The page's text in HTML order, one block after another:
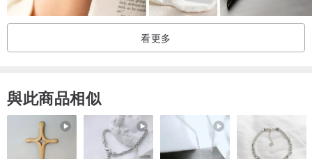
看更多
與此商品相似